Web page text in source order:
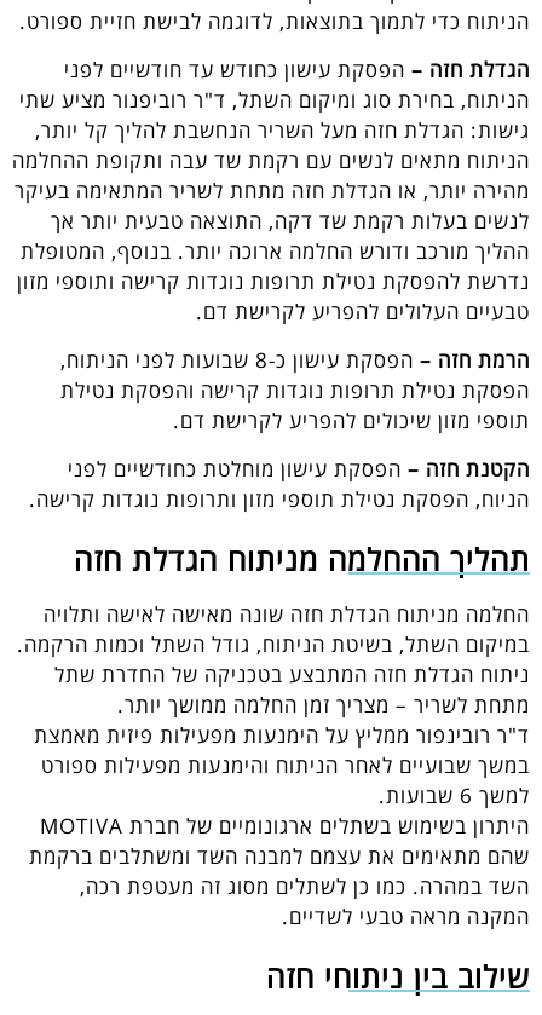
הניתוח כדי לתמוך בתוצאות, לדוגמה לבישת חזיית ספורט.
הגדלת חזה – הפסקת עישון כחודש עד חודשיים לפני
הניתוח, בחירת סוג ומיקום השתל, ד"ר רוביפנור מציע שתי
גישות: הגדלת חזה מעל השריר הנחשבת להליך קל יותר,
הניתוח מתאים לנשים עם רקמת שד עבה ותקופת ההחלמה
מהירה יותר, או הגדלת חזה מתחת לשריר המתאימה בעיקר
לנשים בעלות רקמת שד דקה, התוצאה טבעית יותר אך
ההליך מורכב ודורש החלמה ארוכה יותר. בנוסף, המטופלת
נדרשת להפסקת נטילת תרופות נוגדות קרישה ותוספי מזון
טבעיים העלולים להפריע לקרישת דם.
הרמת חזה –
הפסקת עישון כ-8 שבועות לפני הניתוח,
הפסקת נטילת תרופות נוגדות קרישה והפסקת נטילת
תוספי מזון שיכולים להפריע לקרישת דם.
הקטנת חזה – הפסקת עישון מוחלטת כחודשיים לפני
הניוח, הפסקת נטילת תוספי מזון ותרופות נוגדות קרישה.
תהליך ההחלמה מניתוח הגדלת חזה
החלמה מניתוח הגדלת חזה שונה מאישה לאישה ותלויה
במיקום השתל, בשיטת הניתוח, גודל השתל וכמות הרקמה.
ניתוח הגדלת חזה המתבצע בטכניקה של החדרת שתל
מתחת לשריר – מצריך זמן החלמה ממושך יותר.
ד"ר רובינפור ממליץ על הימנעות מפעילות פיזית מאמצת
במשך שבועיים לאחר הניתוח והימנעות מפעילות ספורט
למשך 6 שבועות.
היתרון בשימוש בשתלים ארגונומיים של חברת MOTIVA
שהם מתאימים את עצמם למבנה השד ומשתלבים ברקמת
השד במהרה. כמו כן לשתלים מסוג זה מעטפת רכה,
המקנה מראה טבעי לשדיים.
שילוב בין ניתוחי חזה